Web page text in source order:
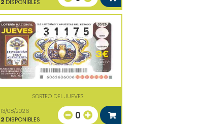
2DISPONIBLES
SORTEO DEL JUEVES
13/08/2026
2DISPONIBLES 0